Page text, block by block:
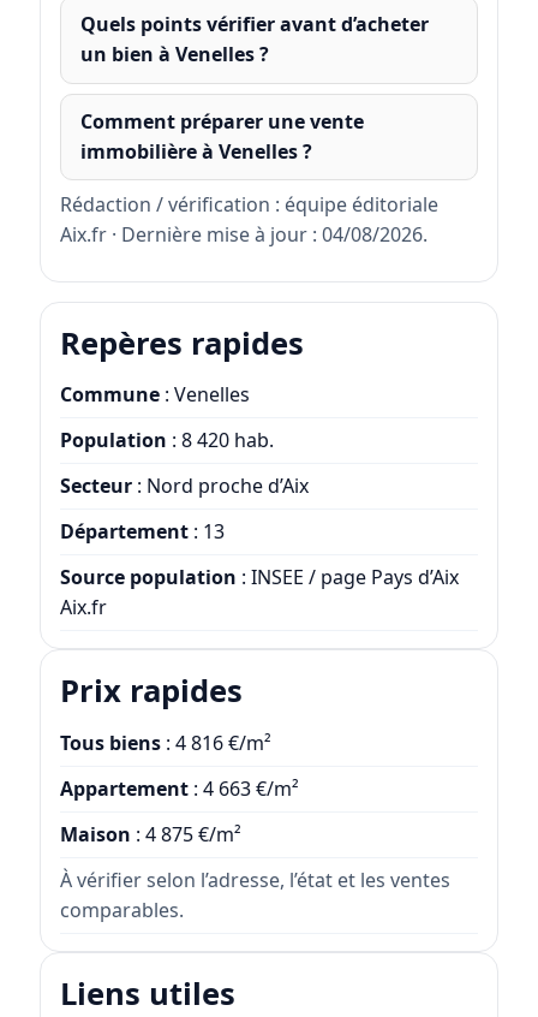
Quels points vérifier avant d’acheter
un bien à Venelles ?
Comment préparer une vente
immobilière à Venelles ?
Rédaction / vérification : équipe éditoriale
Aix.fr · Dernière mise à jour : 04/08/2026.
Repères rapides
Commune: Venelles
Population : 8 420 hab.
Secteur: Nord proche d’Aix
Département: 13
Source population : INSEE / page Pays d’Aix
Aix.fr
Prix rapides
Tous biens: 4 816 €/m²
Appartement: 4 663 €/m²
Maison : 4 875 €/m²
À vérifier selon l’adresse, l’état et les ventes
comparables.
Liens utiles